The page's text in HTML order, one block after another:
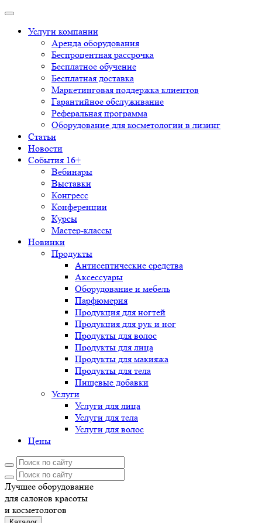
Услуги компании
Аренда оборудования
Беспроцентная рассрочка
Бесплатное обучение
Бесплатная доставка
Маркетинговая поддержка клиентов
Гарантийное обслуживание
Реферальная программа
Оборудование для косметологии в лизинг
Статьи
Новости
События 16+
Вебинары
Выставки
Конгресс
Конференции
Курсы
Мастер-классы
Новинки
Продукты
Антисептические средства
Аксессуары
Оборудование и мебель
Парфюмерия
Продукция для ногтей
Продукция для рук и ног
Продукты для волос
Продукты для лица
Продукты для макияжа
Продукты для тела
Пищевые добавки
Услуги
Услуги для лица
Услуги для тела
Услуги для волос
Цены
Лучшее оборудование
для салонов красоты
и косметологов